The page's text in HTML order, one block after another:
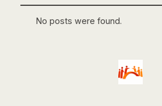
No posts were found.